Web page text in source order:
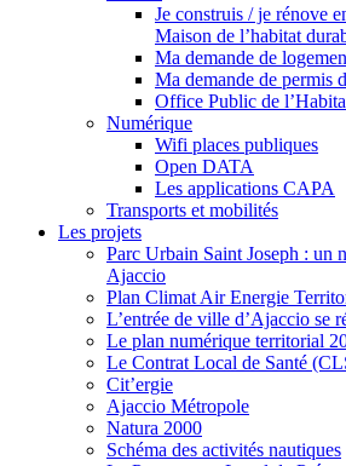
Je construis / je rénove
Maison de l’habitat
Ma demande de
Ma demande de permis
Office Public de
Numérique
Wifi places publiques
Open DATA
Les applications CAPA
Transports et mobilités
Les projets
Parc Urbain Saint Joseph : un
Ajaccio
Plan Climat Air Energie
L’entrée de ville d’Ajaccio se
Le plan numérique territorial
Le Contrat Local de Santé
Cit’ergie
Ajaccio Métropole
Natura 2000
Schéma des activités nautiques